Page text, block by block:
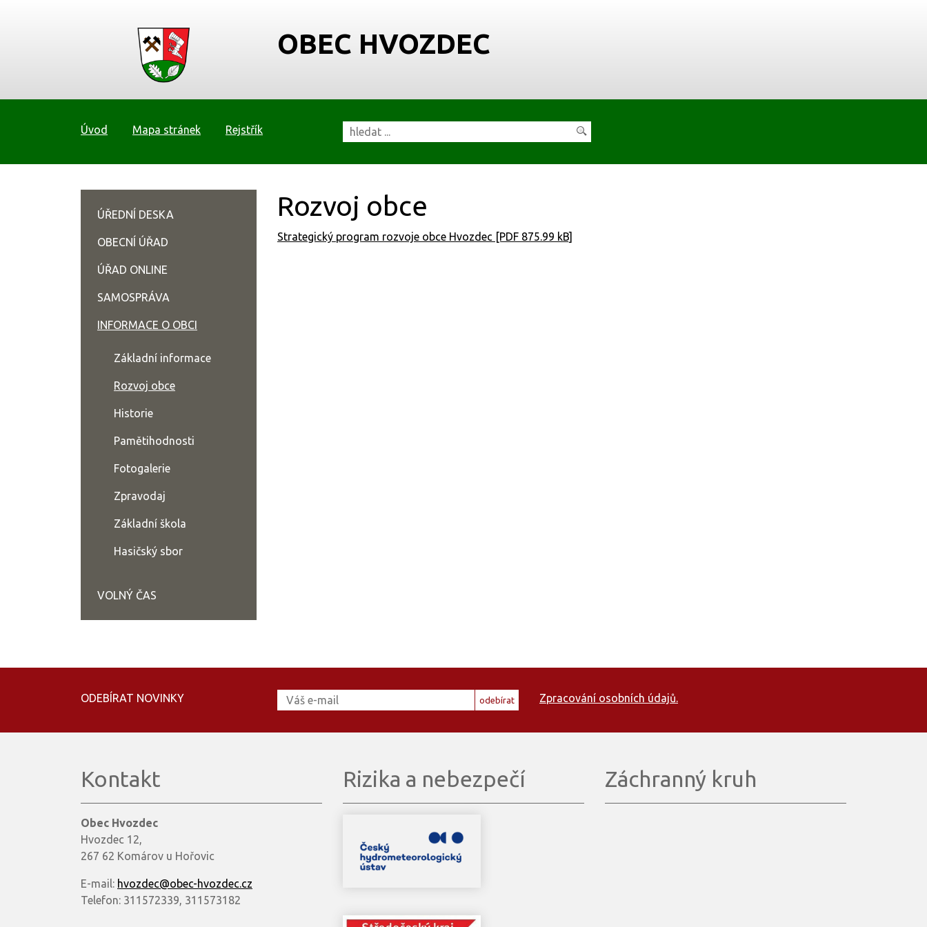
OBEC HVOZDEC
Úvod Mapa stránek Rejstřík
Rozvoj obce
Strategický program rozvoje obce Hvozdec [PDF 875.99 kB]
ÚŘEDNÍ DESKA
OBECNÍ ÚŘAD
ÚŘAD ONLINE
SAMOSPRÁVA
INFORMACE O OBCI
Základní informace
Rozvoj obce
Historie
Pamětihodnosti
Fotogalerie
Zpravodaj
Základní škola
Hasičský sbor
VOLNÝ ČAS
ODEBÍRAT NOVINKY odebírat Zpracování osobních údajů.
Kontakt
Obec Hvozdec
Hvozdec 12,
267 62 Komárov u Hořovic
E-mail: hvozdec@obec-hvozdec.cz
Telefon: 311572339, 311573182
Rizika a nebezpečí Záchranný kruh